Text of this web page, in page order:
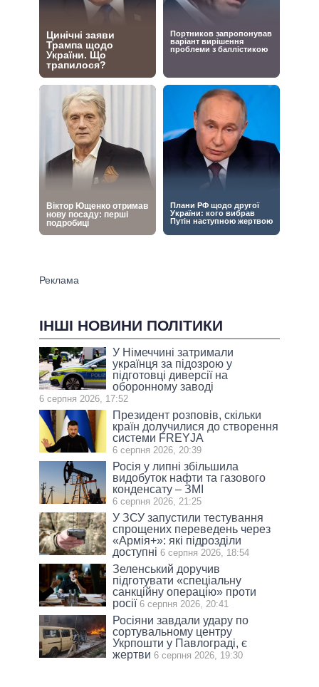
ІНШІ НОВИНИ ПОЛІТИКИ
У Німеччині затримали
українця за підозрою у
підготовці диверсії на
оборонному заводі
6 серпня 2026, 17:52
Президент розповів, скільки
країн долучилися до створення
системи FREYJA
6 серпня 2026, 20:39
Росія у липні збільшила
видобуток нафти та газового
конденсату – ЗМІ
6 серпня 2026, 21:25
У ЗСУ запустили тестування
спрощених переведень через
«Армія+»: які підрозділи
доступні 6 серпня 2026, 18:54
Зеленський доручив
підготувати «спеціальну
санкційну операцію» проти
росії 6 серпня 2026, 20:41
Росіяни завдали удару по
сортувальному центру
Укрпошти у Павлограді, є
жертви 6 серпня 2026, 19:30